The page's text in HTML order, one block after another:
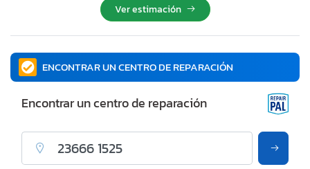
Ver estimación
ENCONTRAR UN CENTRO DE REPARACIÓN
Encontrar un centro de reparación